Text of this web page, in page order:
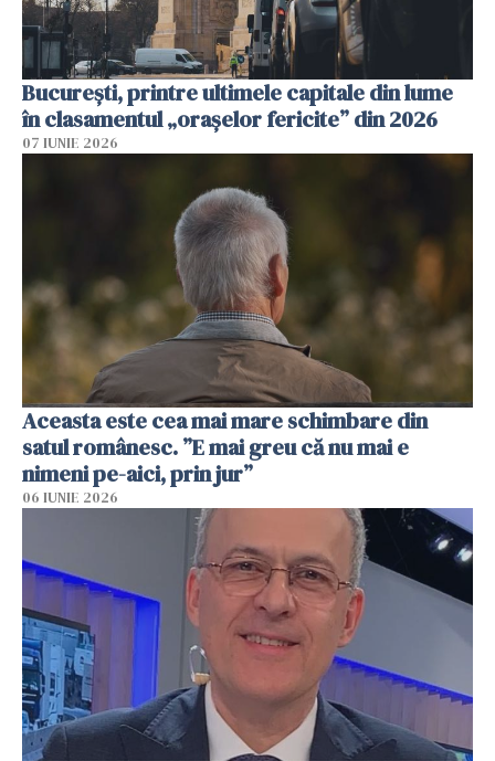
București, printre ultimele capitale din lume
în clasamentul „orașelor fericite” din 2026
07 IUNIE 2026
Aceasta este cea mai mare schimbare din
satul românesc. ”E mai greu că nu mai e
nimeni pe-aici, prin jur”
06 IUNIE 2026